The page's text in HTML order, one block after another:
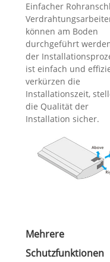
Einfacher
können am Boden
durchgeführt
der
ist einfach und
verkürzen die
Installationszeit,
die Qualität der
Installation sicher.
Mehrere
Schutzfunktionen